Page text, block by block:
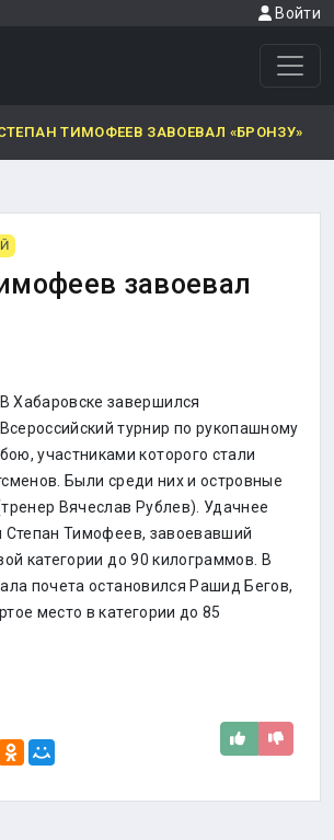
Войти
ТИМОФЕЕВ ЗАВОЕВАЛ «БРОНЗУ»
завоевал
В Хабаровске завершился
Всероссийский турнир по рукопашному
бою, участниками которого стали
Были среди них и островные
Вячеслав Рублев). Удачнее
Степан Тимофеев, завоевавший
категории до 90 килограммов. В
почета остановился Рашид Бегов,
место в категории до 85